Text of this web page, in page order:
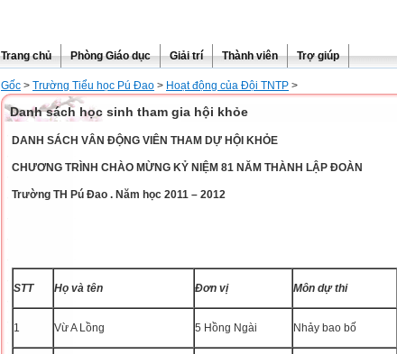
Trang chủ Phòng Giáo dục Giải trí Thành viên Trợ giúp
Gốc > Trường Tiểu học Pú Đao > Hoạt động của Đội TNTP >
Danh sách học sinh tham gia hội khỏe
DANH SÁCH VÂN ĐỘNG VIÊN THAM DỰ HỘI KHỎE
CHƯƠNG TRÌNH CHÀO MỪNG KỶ NIỆM 81 NĂM THÀNH LẬP ĐOÀN
Trường TH Pú Đao . Năm học 2011 – 2012
STT Họ và tên Đơn vị Môn dự thi
1 Vừ A Lồng 5 Hồng Ngài Nhảy bao bố